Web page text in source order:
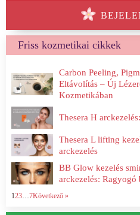
Friss kozmetikai cikkek
Carbon Peeling,
Eltávolítás – Új
Kozmetikában
Thesera H
Thesera L lifting
arckezelés
BB Glow kezelés
arckezelés:
123… 7Következő »